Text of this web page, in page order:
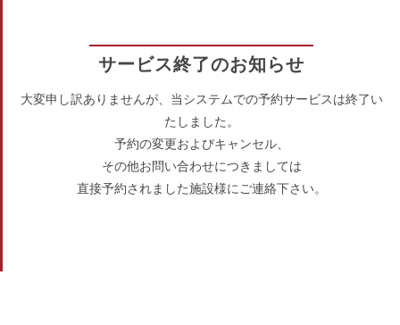
サービス終了のお知らせ
大変申し訳ありませんが、当システムでの予約サービスは終了い
たしました。
予約の変更およびキャンセル、
その他お問い合わせにつきましては
直接予約されました施設様にご連絡下さい。